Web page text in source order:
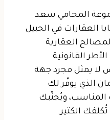
المحامي سعد
العقارات في الجبيل
لحماية المصالح العقارية
القانونية
لا يمثل مجرد جهة
الذي يوفّر لك
المناسب، ويُجنّبك
الكثير.